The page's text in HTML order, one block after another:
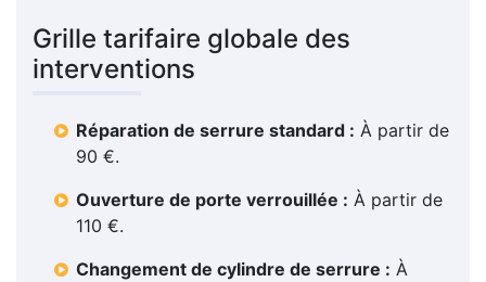
Grille tarifaire globale des
interventions
Réparation de serrure standard : À partir de
90 €.
Ouverture de porte verrouillée : À partir de
110 €.
Changement de cylindre de serrure : À